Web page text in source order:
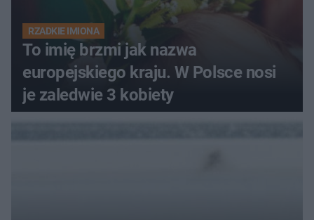
RZADKIE IMIONA
To imię brzmi jak nazwa
europejskiego kraju. W Polsce nosi
je zaledwie 3 kobiety